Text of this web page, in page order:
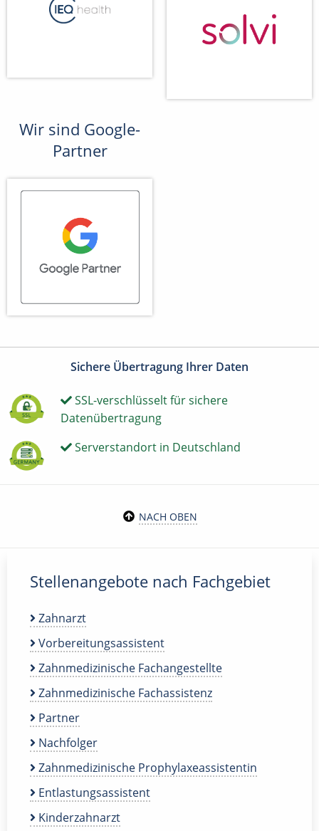
Wir sind Google-
Partner
Sichere Übertragung Ihrer Daten
SSL-verschlüsselt für sichere
Datenübertragung
Serverstandort in Deutschland
NACH OBEN
Stellenangebote nach Fachgebiet
Zahnarzt
Vorbereitungsassistent
Zahnmedizinische Fachangestellte
Zahnmedizinische Fachassistenz
Partner
Nachfolger
Zahnmedizinische Prophylaxeassistentin
Entlastungsassistent
Kinderzahnarzt